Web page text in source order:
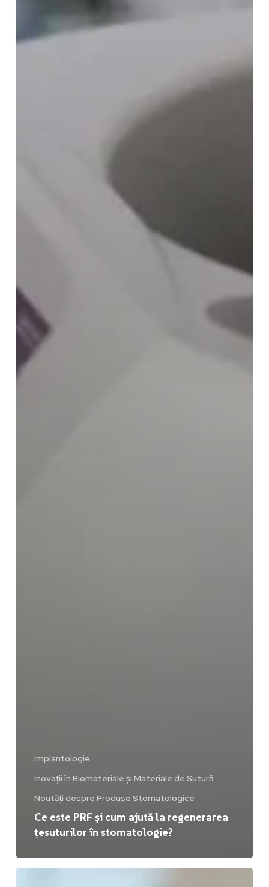
Implantologie
Inovații în Biomateriale și Materiale de Sutură
Noutăți despre Produse Stomatologice
Ce este PRF și cum ajută la regenerarea
țesuturilor în stomatologie?